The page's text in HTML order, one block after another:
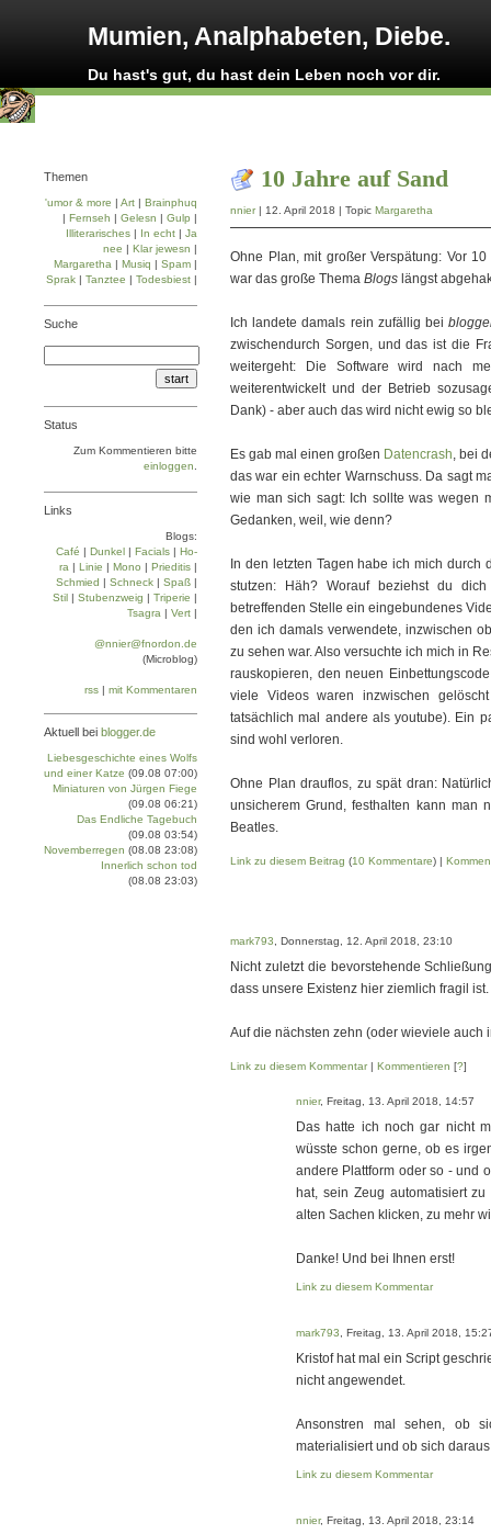
Mumien, Analphabeten, Diebe.
Du hast's gut, du hast dein Leben noch vor dir.
10 Jahre auf Sand
nnier| 12. April 2018 | Topic Margaretha
Ohne Plan, mit großer Verspätung: Vor
war das große Thema Blogs längst
Ich landete damals rein zufällig bei
zwischendurch Sorgen, und das ist die
weitergeht: Die Software wird nach
weiterentwickelt und der Betrieb
Dank) - aber auch das wird nicht ewig so
Es gab mal einen großen Datencrash, bei
das war ein echter Warnschuss. Da sagt
wie man sich sagt: Ich sollte was wegen
Gedanken, weil, wie denn?
In den letzten Tagen habe ich mich
stutzen: Häh? Worauf beziehst du
betreffenden Stelle ein eingebundenes
den ich damals verwendete, inzwischen
zu sehen war. Also versuchte ich mich in
rauskopieren, den neuen
viele Videos waren inzwischen
tatsächlich mal andere als youtube). Ein
sind wohl verloren.
Ohne Plan drauflos, zu spät dran:
unsicherem Grund, festhalten kann
Beatles.
Link zu diesem Beitrag (10 Kommentare) |
mark793 , Donnerstag, 12. April 2018, 23:10
Nicht zuletzt die bevorstehende
dass unsere Existenz hier ziemlich fragil ist.
Auf die nächsten zehn (oder wieviele auch
Link zu diesem Kommentar| Kommentieren [?]
nnier, Freitag, 13. April 2018, 14:57
Das hatte ich noch gar nicht
wüsste schon gerne, ob es
andere Plattform oder so - und
hat, sein Zeug automatisiert
alten Sachen klicken, zu mehr
Danke! Und bei Ihnen erst!
Link zu diesem Kommentar
mark793 , Freitag, 13. April 2018,
Kristof hat mal ein Script
nicht angewendet.
Ansonstren mal sehen, ob
materialisiert und ob sich
Link zu diesem Kommentar
nnier, Freitag, 13. April 2018, 23:14
Themen
'umor & more | Art | Brainphuq
| Fernseh | Gelesn | Gulp |
Illiterarisches | In echt | Ja
nee | Klar jewesn |
Margaretha | Musiq | Spam |
Sprak | Tanztee | Todesbiest |
Suche
Status
Zum Kommentieren bitte
einloggen
Links
Blogs:
Café | Dun­kel | Facials | Ho­
ra | Linie | Mo­no | Prie­di­tis |
Schmied | Schneck | Spaß |
Stil | Stu­ben­zweig | Tri­pe­rie |
Tsa­gra | Vert |
@nnier@fnordon.de
(Microblog)
rss | mit Kommentaren
Aktuell bei blogger.de
Liebesgeschichte eines Wolfs
und einer Katze (09.08 07:00)
Miniaturen von Jürgen Fiege
(09.08 06:21)
Das Endliche Tagebuch
(09.08 03:54)
Novemberregen (08.08 23:08)
Innerlich schon tod
(08.08 23:03)